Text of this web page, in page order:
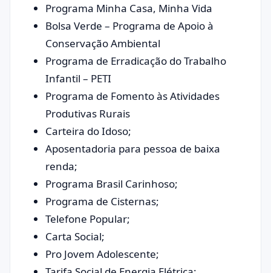
Programa Minha Casa, Minha Vida
Bolsa Verde – Programa de Apoio à
Conservação Ambiental
Programa de Erradicação do Trabalho
Infantil – PETI​
Programa de Fomento às Atividades
Produtivas Rurais
Carteira do Idoso;
Aposentadoria para pessoa de baixa
renda;
Programa Brasil Carinhoso;
Programa de Cisternas;
Telefone Popular;
Carta Social;
Pro Jovem Adolescente;